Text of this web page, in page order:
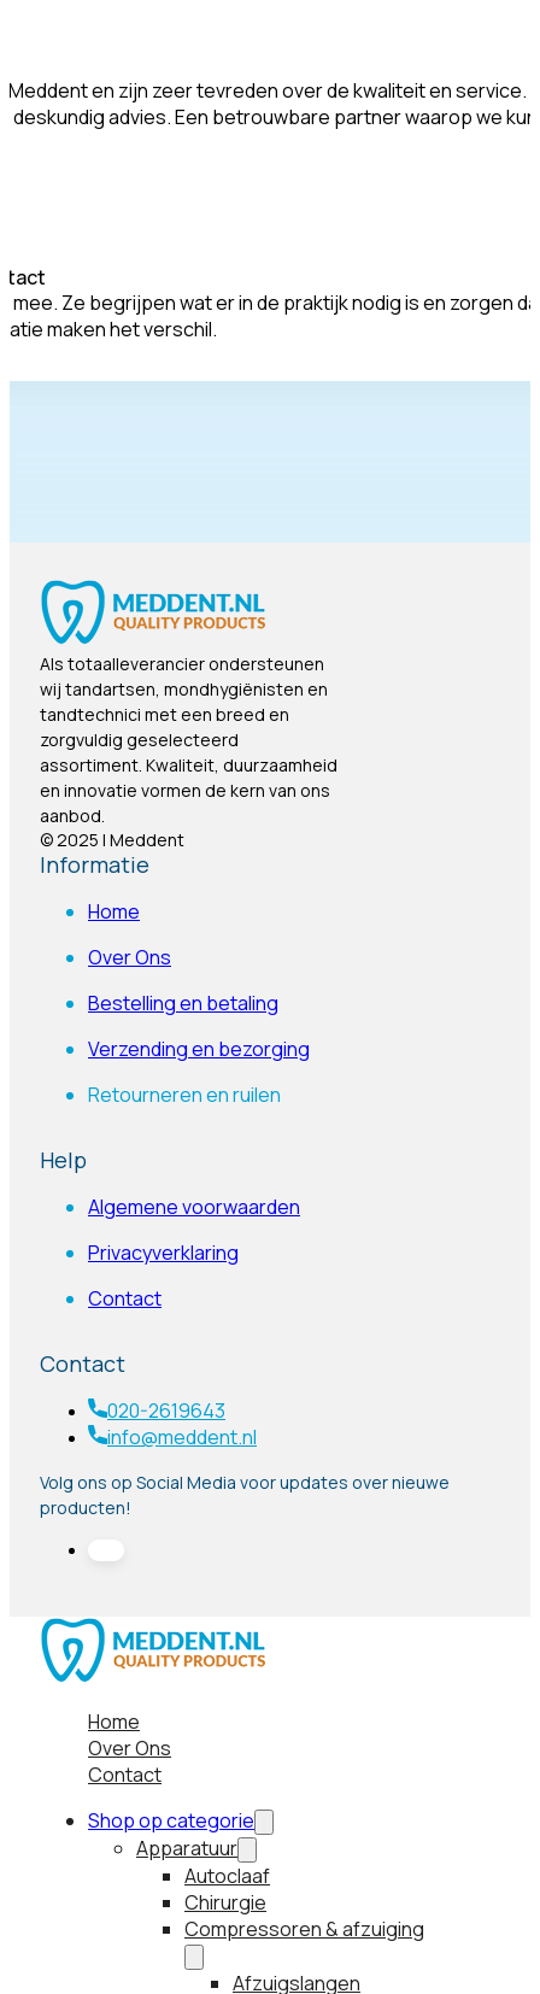
en zijn zeer tevreden over de kwaliteit en service.
advies. Een betrouwbare partner waarop we
Ze begrijpen wat er in de praktijk nodig is en zorgen
maken het verschil.
Als totaalleverancier ondersteunen
wij tandartsen, mondhygiënisten en
tandtechnici met een breed en
zorgvuldig geselecteerd
assortiment. Kwaliteit, duurzaamheid
en innovatie vormen de kern van ons
aanbod.
© 2025 | Meddent
Informatie
Home
Over Ons
Bestelling en betaling
Verzending en bezorging
Retourneren en ruilen
Help
Algemene voorwaarden
Privacyverklaring
Contact
Contact
020-2619643
info@meddent.nl
Volg ons op Social Media voor updates over nieuwe
producten!
Home
Over Ons
Contact
Shop op categorie
Apparatuur
Autoclaaf
Chirurgie
Compressoren & afzuiging
Afzuigslangen